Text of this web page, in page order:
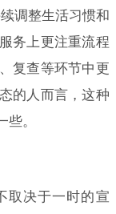
调整生活习惯和
务上更注重流程
复查等环节中更
的人而言，这种
。
取决于一时的宣